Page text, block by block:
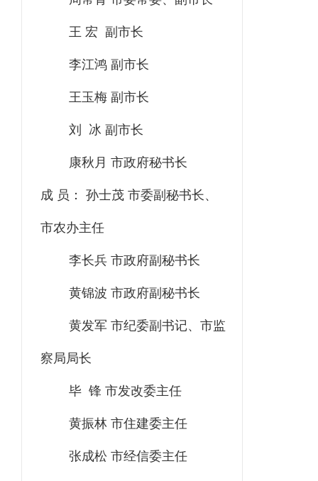
王 宏 副市长
李江鸿 副市长
王玉梅 副市长
刘 冰 副市长
康秋月 市政府秘书长
成 员： 孙士茂 市委副秘书长、
市农办主任
李长兵 市政府副秘书长
黄锦波 市政府副秘书长
黄发军 市纪委副书记、市监
察局局长
毕 锋 市发改委主任
黄振林 市住建委主任
张成松 市经信委主任